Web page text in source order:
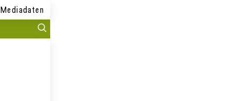
Mediadaten